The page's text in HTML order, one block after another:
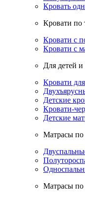
Кровать
Кровати по
Кровати с
Кровати с
Для детей и
Кровати
Детские
Кровати-
Детские
Матрасы по
Матрасы по